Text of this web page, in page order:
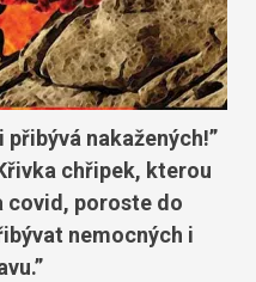
přibývá nakažených!”
chřipek, kterou
covid, poroste do
nemocných i